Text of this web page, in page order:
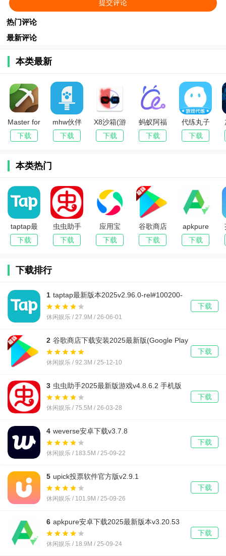
热门评论
最新评论
本类最新
Master for
Minecraft
PE(我的世
具)
下载
mhw伙伴
助手2026
最新版本
下载
X8沙箱(游
戏辅助多
开)
下载
蚂蚁阿福
安卓版手
机版
下载
代练丸子
最新手机
版
下载
本类热门
taptap最
新版本
2025
下载
虫虫助手
2025最新
版游戏
下载
应用宝
app官方
下载
下载
谷歌商店
下载安装
2025最新
下载
apkpure
安卓下载
2025最新
下载
下载排行
1 taptap最新版本2025v2.96.0-rel#100200-
mkt#100300-rel#100000-rel#100100-
mkt#100100-rel#100200-mkt#100100 手机版
休闲娱乐 / 27.9M / 26-06-01
下载
2 谷歌商店下载安装2025最新版(Google Play
商店)v48.9.30-23 [0] [PR] 834517506 安卓版
休闲娱乐 / 92.3M / 25-12-10
下载
3 虫虫助手2025最新版游戏v4.8.6.2 手机版
休闲娱乐 / 75.5M / 26-03-28
下载
4 weverse安卓下载v3.7.8
休闲娱乐 / 183.5M / 25-09-22
下载
5 upick投票软件官方版v2.9.1
休闲娱乐 / 101.9M / 25-09-26
下载
6 apkpure安卓下载2025最新版本v3.20.53
休闲娱乐 / 18.9M / 25-09-24
下载